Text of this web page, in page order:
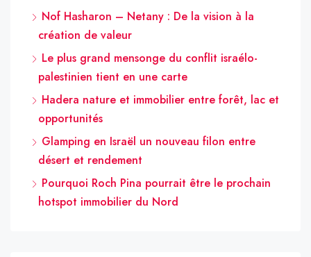
Nof Hasharon – Netany : De la vision à la
création de valeur
Le plus grand mensonge du conflit israélo-
palestinien tient en une carte
Hadera nature et immobilier entre forêt, lac et
opportunités
Glamping en Israël un nouveau filon entre
désert et rendement
Pourquoi Roch Pina pourrait être le prochain
hotspot immobilier du Nord